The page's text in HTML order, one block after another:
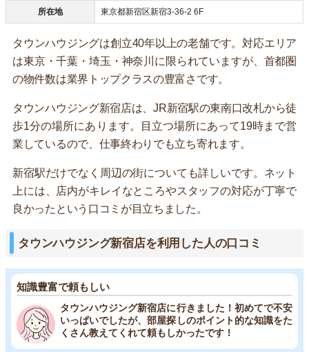
所在地 東京都新宿区新宿3-36-2 6F
タウンハウジングは創立40年以上の老舗です。対応エリア
は東京・千葉・埼玉・神奈川に限られていますが、首都圏
の物件数は業界トップクラスの豊富さです。
タウンハウジング新宿店は、JR新宿駅の東南口改札から徒
歩1分の場所にあります。目立つ場所にあって19時まで営
業しているので、仕事終わりでも立ち寄れます。
新宿駅だけでなく周辺の街についても詳しいです。ネット
上には、店内がキレイなところやスタッフの対応が丁寧で
良かったという口コミが目立ちました。
タウンハウジング新宿店を利用した人の口コミ
知識豊富で頼もしい
タウンハウジング新宿店に行きました！初めてで不安
いっぱいでしたが、部屋探しのポイント的な知識をた
くさん教えてくれて頼もしかったです！